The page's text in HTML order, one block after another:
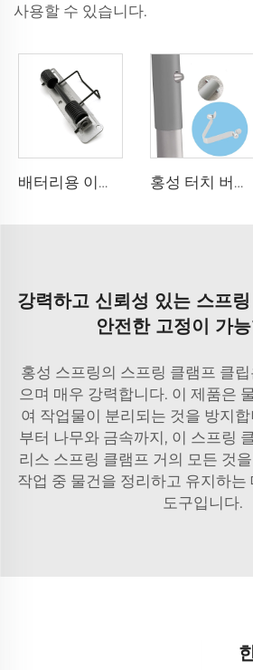
사용할 수 있습니다.
배터리용 이중 토크 스프링 하드웨어 특수형 토크 스프링 클램프 홍성 터치 버튼 스프링 클램프 튜브 잠금 핀 천막 막대 밀어 넣기 V 자형 터치 버튼 스프링
강력하고 신뢰성 있는 스프
안전한 고정이 가
홍성 스프링의 스프링 클램프 클
으며 매우 강력합니다. 이 제품은
여 작업물이 분리되는 것을 방지
부터 나무와 금속까지, 이 스프링
리스 스프링 클램프 거의 모든 것
작업 중 물건을 정리하고 유지하는
도구입니다.